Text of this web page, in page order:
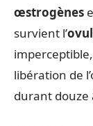
œstrogènes
survient l’
libération de
durant douze